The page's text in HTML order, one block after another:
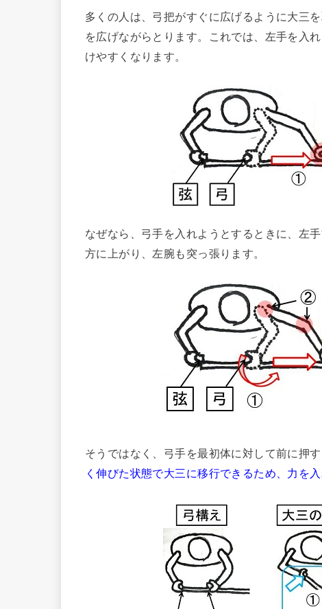
多くの人は、弓把がすぐに広げるように大三
を広げながらとります。これでは、左手を入
けやすくなります。
なぜなら、弓手を入れようとするときに、左
方に上がり、左腕も突っ張ります。
そうではなく、弓手を最初体に対して前に押
く伸びた状態で大三に移行できるため、力を